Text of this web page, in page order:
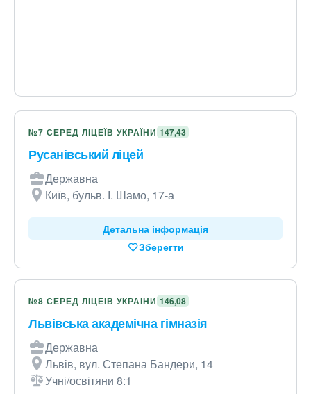
№7 СЕРЕД ЛІЦЕЇВ УКРАЇНИ 147,43
Русанівський ліцей
Державна
Київ, бульв. І. Шамо, 17-а
Детальна інформація
Зберегти
№8 СЕРЕД ЛІЦЕЇВ УКРАЇНИ 146,08
Львівська академічна гімназія
Державна
Львів, вул. Степана Бандери, 14
Учні/освітяни 8:1